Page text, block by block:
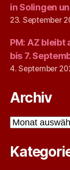
in Solingen
23. September
PM: AZ bleibt
bis 7.
4. September
Archiv
Archiv